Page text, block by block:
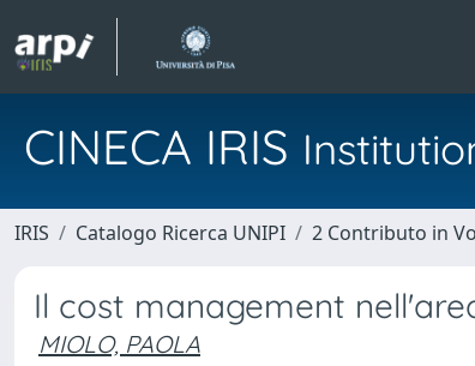
CINECA IRIS
IRIS Catalogo Ricerca UNIPI 2 Contributo in
Il cost management
MIOLO, PAOLA